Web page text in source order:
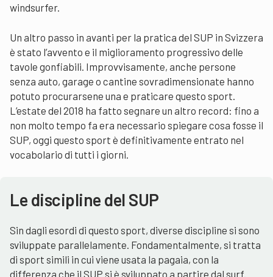
windsurfer.
Un altro passo in avanti per la pratica del SUP in Svizzera
è stato l’avvento e il miglioramento progressivo delle
tavole gonfiabili. Improvvisamente, anche persone
senza auto, garage o cantine sovradimensionate hanno
potuto procurarsene una e praticare questo sport.
L’estate del 2018 ha fatto segnare un altro record: fino a
non molto tempo fa era necessario spiegare cosa fosse il
SUP, oggi questo sport è definitivamente entrato nel
vocabolario di tutti i giorni.
Le discipline del SUP
Sin dagli esordi di questo sport, diverse discipline si sono
sviluppate parallelamente. Fondamentalmente, si tratta
di sport simili in cui viene usata la pagaia, con la
differenza che il SUP si è sviluppato a partire dal surf.